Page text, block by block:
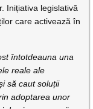
Inițiativa legislativă
care activează în
întotdeauna una
reale ale
să caut soluții
adoptarea unor